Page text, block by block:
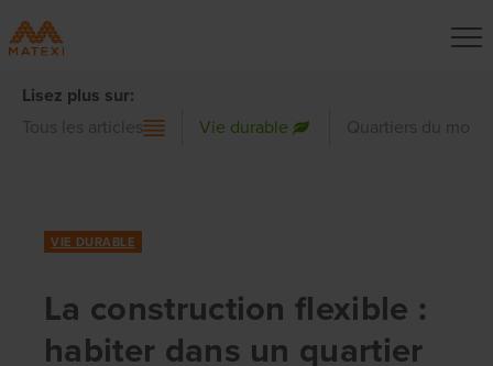
Lisez plus sur:
Tous les articles
Vie durable Quartiers du
VIE DURABLE
La construction flexible :
habiter dans un quartier